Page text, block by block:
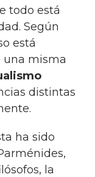
todo está
Según
está
una misma
distintas
la